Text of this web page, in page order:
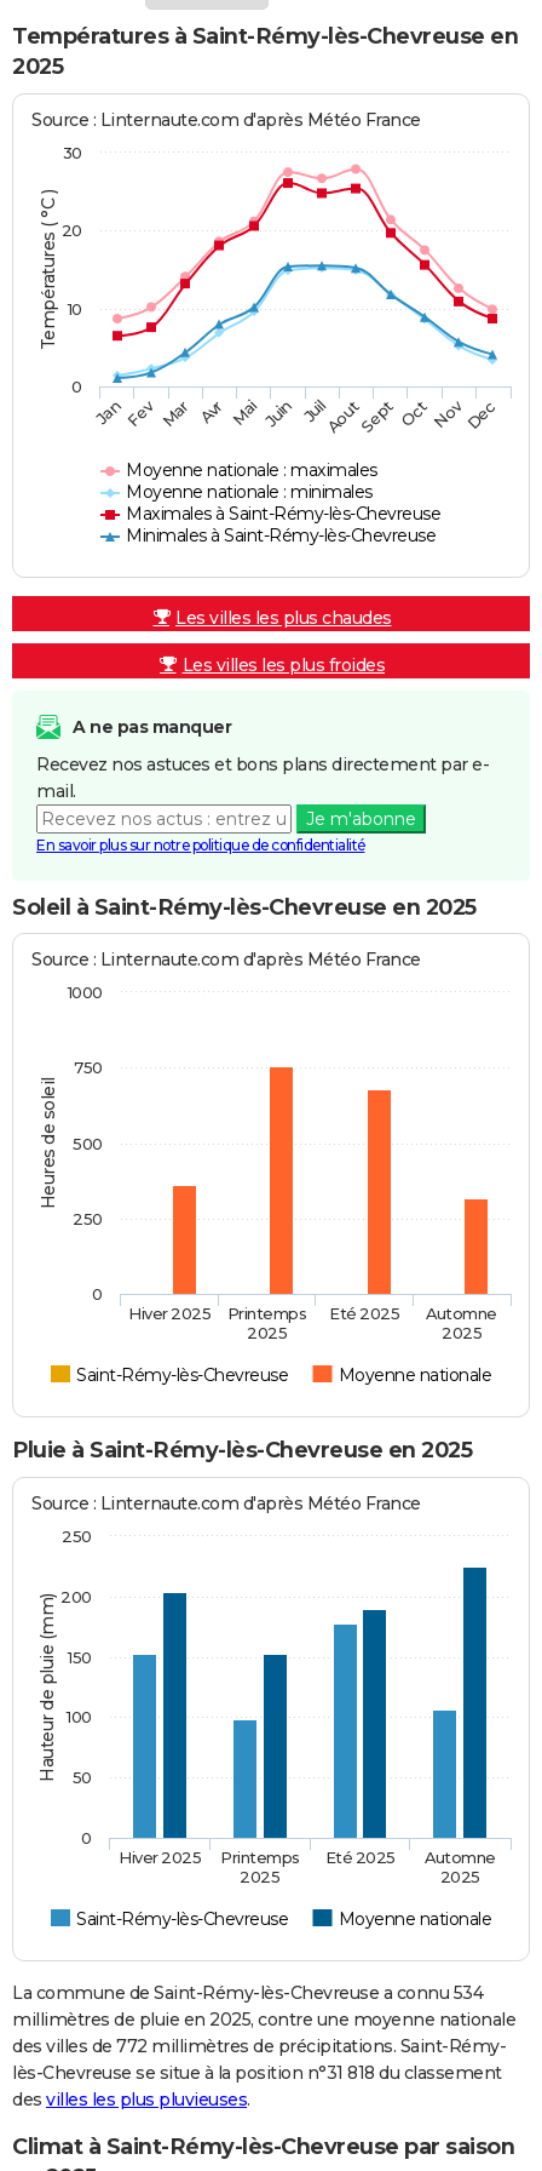
Températures à Saint-Rémy-lès-Chevreuse en
2025
Températures ( °C )
Source : Linternaute.com d'après Météo France
Moyenne nationale : maximales
Moyenne nationale : minimales
Maximales à Saint-Rémy-lès-Chevreuse
Minimales à Saint-Rémy-lès-Chevreuse
JanFev Mar Avr Mai Juin JuilAoutSept OctNovDec
0
10
20
30
Les villes les plus chaudes
Les villes les plus froides
A ne pas manquer
Recevez nos astuces et bons plans directement par e-
mail.
Je m'abonne
En savoir plus sur notre politique de confidentialité
Soleil à Saint-Rémy-lès-Chevreuse en 2025
Heures de soleil
Source : Linternaute.com d'après Météo France
Saint-Rémy-lès-Chevreuse Moyenne nationale
Hiver 2025
Printemps
2025
Eté 2025
Automne
2025
0
250
500
750
1000
Pluie à Saint-Rémy-lès-Chevreuse en 2025
Hauteur de pluie (mm)
Source : Linternaute.com d'après Météo France
Saint-Rémy-lès-Chevreuse Moyenne nationale
Hiver 2025
Printemps
2025
Eté 2025
Automne
2025
0
50
100
150
200
250
La commune de Saint-Rémy-lès-Chevreuse a connu 534
millimètres de pluie en 2025, contre une moyenne nationale
des villes de 772 millimètres de précipitations. Saint-Rémy-
lès-Chevreuse se situe à la position n°31 818 du classement
des villes les plus pluvieuses.
Climat à Saint-Rémy-lès-Chevreuse par saison